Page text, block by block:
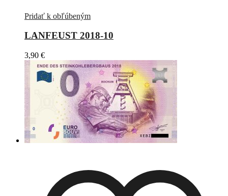
Pridať k obľúbeným
LANFEUST 2018-10
3,90 €